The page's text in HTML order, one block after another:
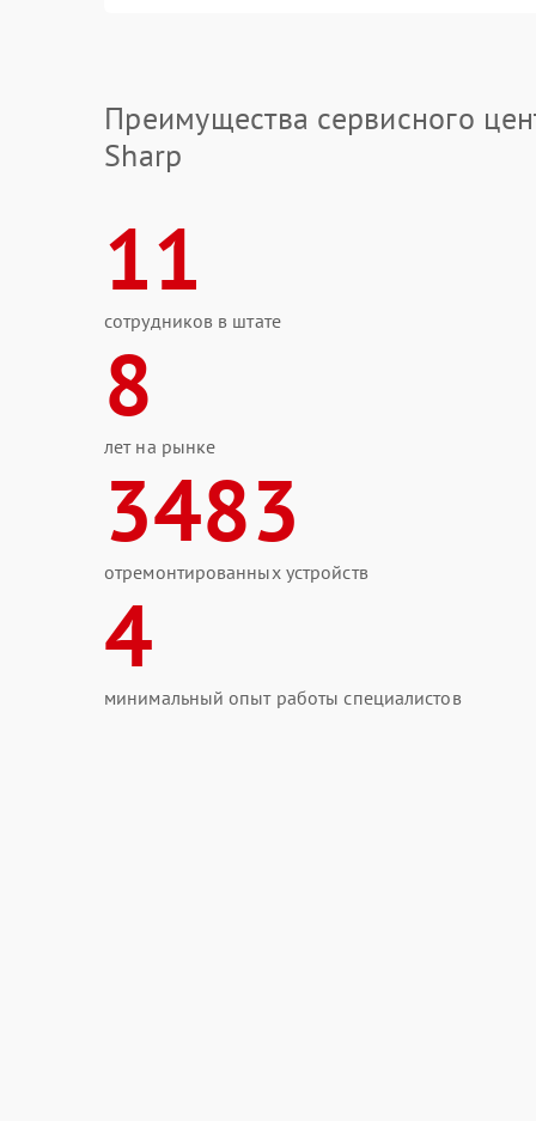
Преимущества сервисного
Sharp
11
сотрудников в штате
8
лет на рынке
3483
отремонтированных устройств
4
минимальный опыт работы специалистов